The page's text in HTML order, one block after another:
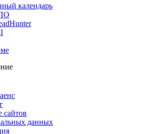
календарь
сайтов
данных